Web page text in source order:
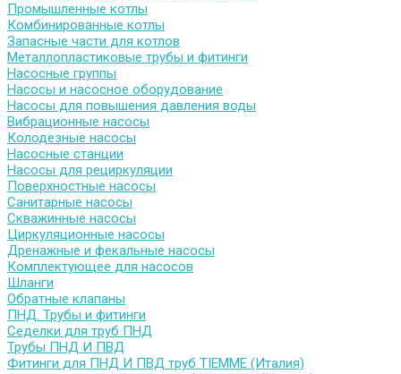
Промышленные котлы
Комбинированные котлы
Запасные части для котлов
Металлопластиковые трубы и фитинги
Насосные группы
Насосы и насосное оборудование
Насосы для повышения давления воды
Вибрационные насосы
Колодезные насосы
Насосные станции
Насосы для рециркуляции
Поверхностные насосы
Санитарные насосы
Скважинные насосы
Циркуляционные насосы
Дренажные и фекальные насосы
Комплектующее для насосов
Шланги
Обратные клапаны
ПНД. Трубы и фитинги
Седелки для труб ПНД
Трубы ПНД И ПВД
Фитинги для ПНД И ПВД труб TIEMME (Италия)